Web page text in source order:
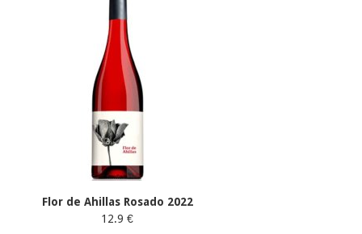
Flor de Ahillas Rosado 2022
12.9 €